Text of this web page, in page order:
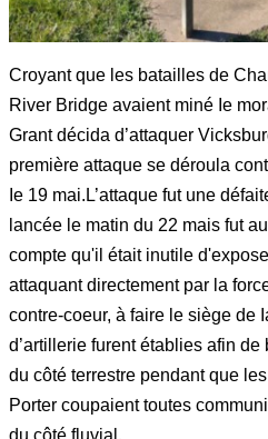
Croyant que les batailles de
River Bridge avaient miné Ie
Grant décida d’attaquer
première attaque se déroula
Ie 19 mai.L’attaque fut une
lancée le matin du 22 mais fut
compte qu'il était inutile
attaquant directement par la
contre-coeur, à faire le siège de
d’artillerie furent établies afin
du côté terrestre pendant que
Porter coupaient toutes